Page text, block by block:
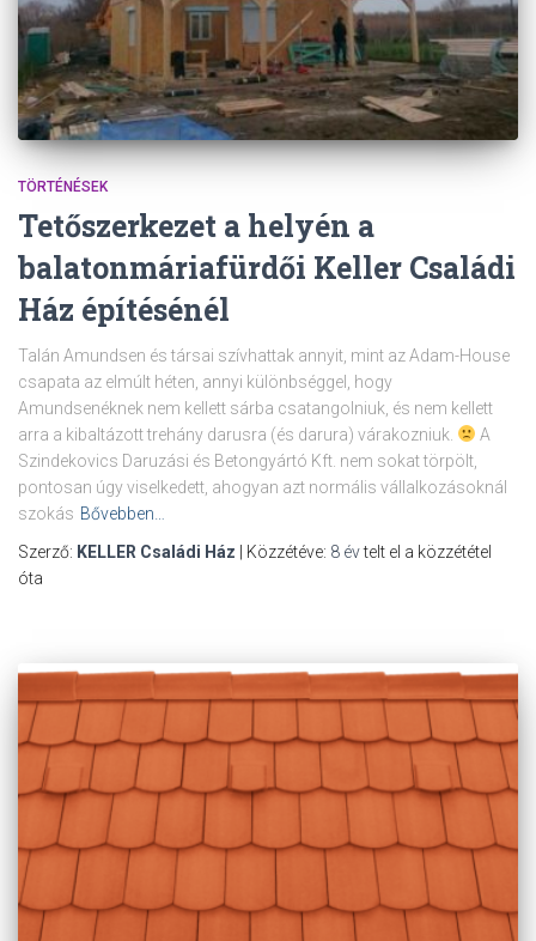
TÖRTÉNÉSEK
Tetőszerkezet a helyén a
balatonmáriafürdői Keller Családi
Ház építésénél
Talán Amundsen és társai szívhattak annyit, mint az Adam-House
csapata az elmúlt héten, annyi különbséggel, hogy
Amundsenéknek nem kellett sárba csatangolniuk, és nem kellett
arra a kibaltázott trehány darusra (és darura) várakozniuk.
A
Szindekovics Daruzási és Betongyártó Kft. nem sokat törpölt,
pontosan úgy viselkedett, ahogyan azt normális vállalkozásoknál
szokás Bővebben…
Szerző: KELLER Családi Ház | Közzétéve: 8 évtelt el a közzététel
óta